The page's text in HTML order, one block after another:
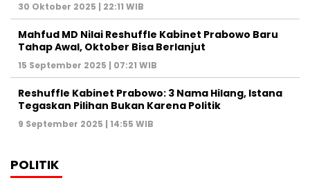
26 Mei 2025 | 11:06 WIB
Prabowo Subianto dan Megawati Soekarnoputri
Absen di Sarasehan BPIP, Apa yang Sebenarnya
Terjadi?
21 Mei 2025 | 15:45 WIB